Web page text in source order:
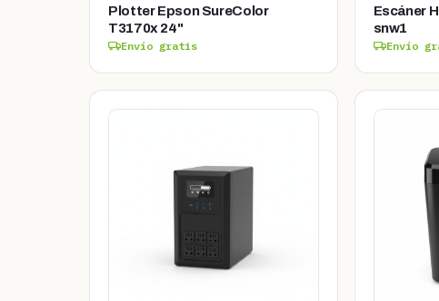
Plotter Epson SureColor
T3170x 24"
Envío gratis
Escáner
snw1
Envío